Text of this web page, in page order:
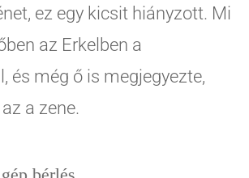
ez egy kicsit hiányzott. Mi
az Erkelben a
és még ő is megjegyezte,
a zene.